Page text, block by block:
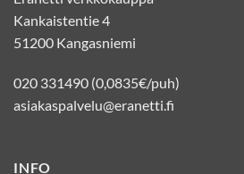
Kankaistentie 4
51200 Kangasniemi
020 331490 (0,0835€/puh)
asiakaspalvelu@eranetti.fi
INFO